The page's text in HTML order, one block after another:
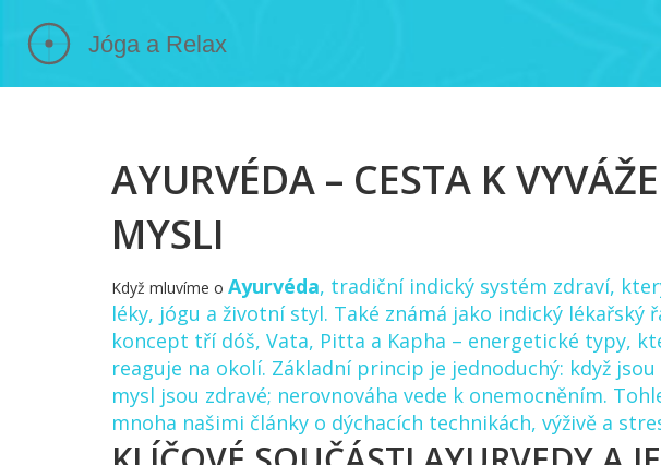
AYURVÉDA – CESTA K
MYSLI
Když mluvíme o Ayurvéda, tradiční indický systém zdraví,
léky, jógu a životní styl. Také známá jako indický lékařský
koncept tří dóš, Vata, Pitta a Kapha – energetické typy,
reaguje na okolí. Základní princip je jednoduchý: když
mysl jsou zdravé; nerovnováha vede k onemocněním.
mnoha našimi články o dýchacích technikách, výživě a